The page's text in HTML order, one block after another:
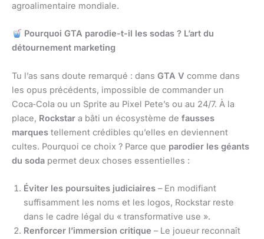
agroalimentaire mondiale.
Pourquoi GTA parodie-t-il les sodas ? L’art du
détournement marketing
Tu l’as sans doute remarqué : dans GTA V comme dans
les opus précédents, impossible de commander un
Coca‑Cola ou un Sprite au Pixel Pete’s ou au 24/7. À la
place, Rockstar a bâti un écosystème de fausses
marques tellement crédibles qu’elles en deviennent
cultes. Pourquoi ce choix ? Parce que parodier les géants
du soda permet deux choses essentielles :
Éviter les poursuites judiciaires – En modifiant
suffisamment les noms et les logos, Rockstar reste
dans le cadre légal du « transformative use ».
Renforcer l’immersion critique – Le joueur reconnaît